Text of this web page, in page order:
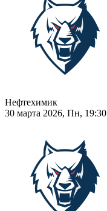
Нефтехимик
30 марта 2026, Пн, 19:30